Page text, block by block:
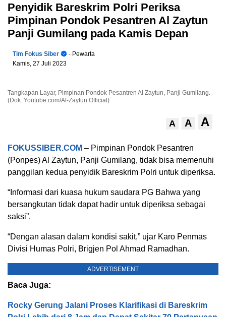
Penyidik Bareskrim Polri Periksa
Pimpinan Pondok Pesantren Al Zaytun
Panji Gumilang pada Kamis Depan
Tim Fokus Siber
- Pewarta
Kamis, 27 Juli 2023
Tangkapan Layar, Pimpinan Pondok Pesantren Al Zaytun, Panji Gumilang.
(Dok. Youtube.com/Al-Zaytun Official)
A A A
FOKUSSIBER.COM – Pimpinan Pondok Pesantren
(Ponpes) Al Zaytun, Panji Gumilang, tidak bisa memenuhi
panggilan kedua penyidik Bareskrim Polri untuk diperiksa.
“Informasi dari kuasa hukum saudara PG Bahwa yang
bersangkutan tidak dapat hadir untuk diperiksa sebagai
saksi”.
“Dengan alasan dalam kondisi sakit,” ujar Karo Penmas
Divisi Humas Polri, Brigjen Pol Ahmad Ramadhan.
ADVERTISEMENT
Baca Juga:
Rocky Gerung Jalani Proses Klarifikasi di Bareskrim